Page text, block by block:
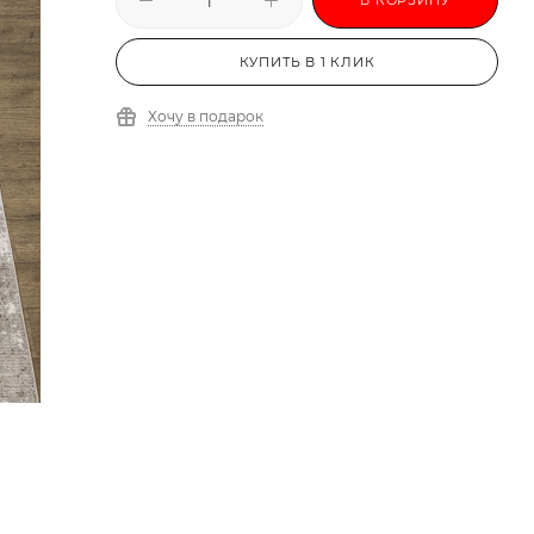
КУПИТЬ В 1 КЛИК
Хочу в подарок